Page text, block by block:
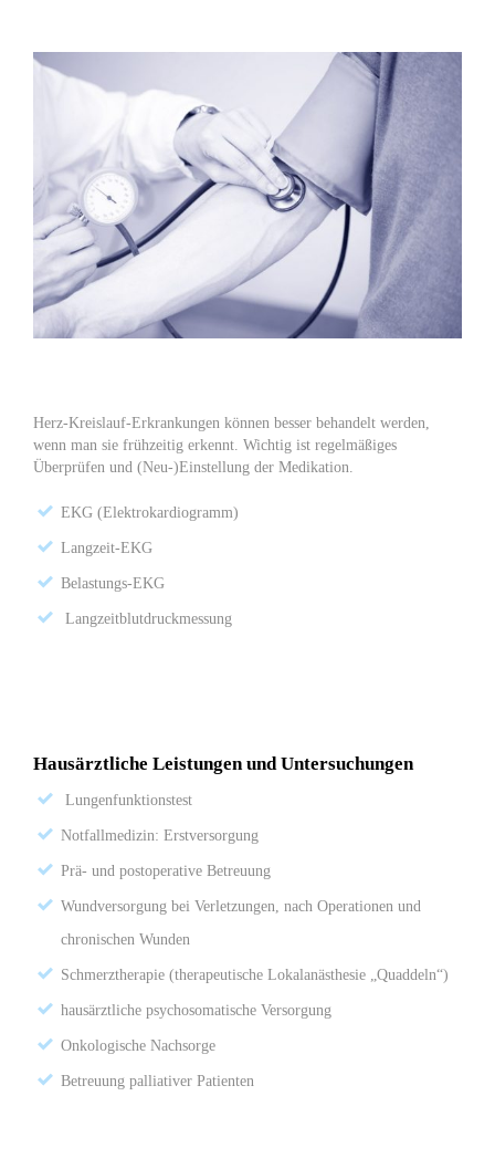
Herz-Kreislauf-Erkrankungen können besser behandelt werden,
wenn man sie frühzeitig erkennt. Wichtig ist regelmäßiges
Überprüfen und (Neu-)Einstellung der Medikation.
EKG (Elektrokardiogramm)
Langzeit-EKG
Belastungs-EKG
Langzeitblutdruckmessung
Hausärztliche Leistungen und Untersuchungen
Lungenfunktionstest
Notfallmedizin: Erstversorgung
Prä- und postoperative Betreuung
Wundversorgung bei Verletzungen, nach Operationen und
chronischen Wunden
Schmerztherapie (therapeutische Lokalanästhesie „Quaddeln“)
hausärztliche psychosomatische Versorgung
Onkologische Nachsorge
Betreuung palliativer Patienten